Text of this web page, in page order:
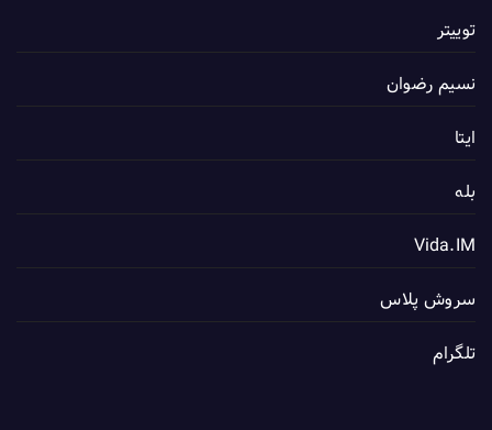
توییتر
نسیم رضوان
ایتا
بله
Vida.IM
سروش پلاس
تلگرام